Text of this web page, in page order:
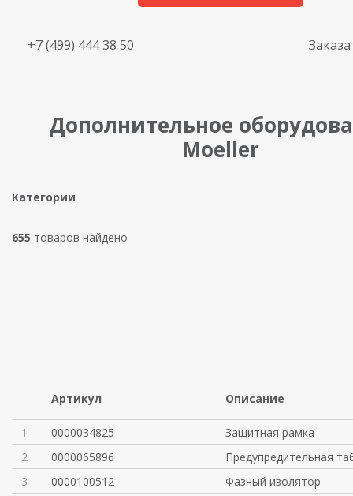
+7 (499) 444 38 50
Дополнительное
Moeller
Категории
655 товаров найдено
Артикул Описание
1 0000034825
Защитная рамка
2
0000065896
Предупредительная
3
0000100512
Фазный изолятор